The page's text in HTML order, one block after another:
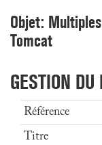
Objet:
Tomcat
GESTION
Référence
Titre